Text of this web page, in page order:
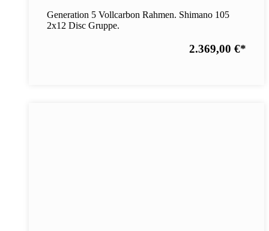
Generation 5 Vollcarbon Rahmen. Shimano 105
2x12 Disc Gruppe.
2.369,00 €*